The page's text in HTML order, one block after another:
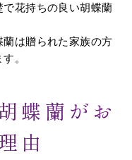
花持ちの良い胡蝶蘭
蘭は贈られた家族の方
。
蝶蘭がお
由